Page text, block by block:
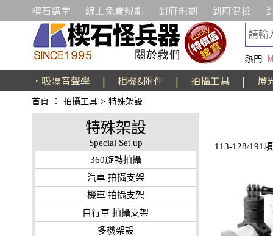
楔石講堂 線上免費規劃 到府規劃 到府健檢
熱門:
．吸隔音聲學 | 相機&附件 | 拍攝工具 | 燈
首頁 ： 拍攝工具 > 特殊架設
特殊架設
Special Set up
360旋轉拍攝
汽車 拍攝支架
機車 拍攝支架
自行車 拍攝支架
多機架設
113-128/191